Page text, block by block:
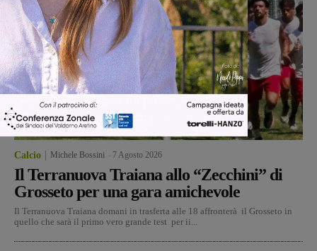
Calcio Michele Bossini 7 Agosto 2026
Il Terranuova Traiana allo “Zecchini” di
Grosseto per una gara amichevole
Il Terranuova Traiana domani in trasferta alle 18 affronterà il Grosseto in
quello che sarà il primo vero grande test per ii...